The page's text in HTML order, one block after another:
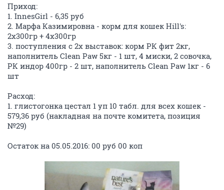
Приход:
1. InnesGirl - 6,35 руб
2. Марфа Казимировна - корм для кошек Hill's:
2х300гр + 4х300гр
3. поступления с 2х выставок: корм РК фит 2кг,
наполнитель Clean Paw 5кг - 1 шт, 4 миски, 2 совочка,
РК индор 400гр - 2 шт, наполнитель Clean Paw 1кг - 6
шт
Расход:
1. глистогонка цестал 1 уп 10 табл. для всех кошек -
579,36 руб (накладная на почте комитета, позиция
№29)
Остаток на 05.05.2016: 00 руб 00 коп